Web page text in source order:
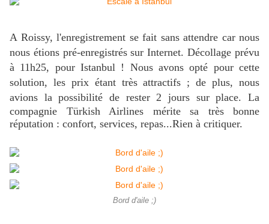
A Roissy, l'enregistrement se fait sans attendre car nous
nous étions pré-enregistrés sur Internet. Décollage prévu
à 11h25, pour Istanbul ! Nous avons opté pour cette
solution, les prix étant très attractifs ; de plus, nous
avions la possibilité de rester 2 jours sur place. La
compagnie Türkish Airlines mérite sa très bonne
réputation : confort, services, repas...Rien à critiquer.
Bord d'aile ;)